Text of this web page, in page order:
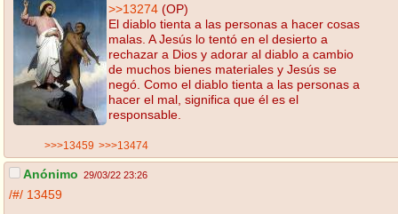
>>13274 (OP)
El diablo tienta a las personas a hacer cosas
malas. A Jesús lo tentó en el desierto a
rechazar a Dios y adorar al diablo a cambio
de muchos bienes materiales y Jesús se
negó. Como el diablo tienta a las personas a
hacer el mal, significa que él es el
responsable.
>>>13459 >>>13474
Anónimo 29/03/22 23:26
/#/ 13459